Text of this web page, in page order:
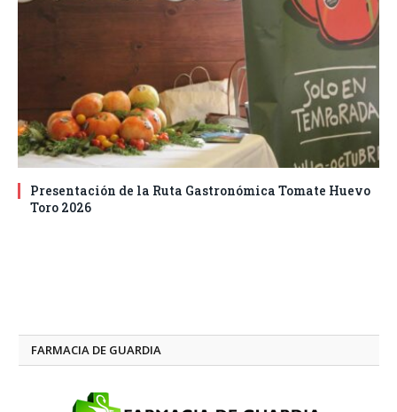
Presentación de la Ruta Gastronómica Tomate Huevo
Toro 2026
FARMACIA DE GUARDIA